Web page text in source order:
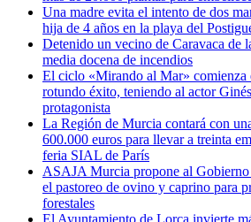
Una madre evita el intento de dos
hija de 4 años en la playa del
Detenido un vecino de Caravaca de
media docena de incendios
El ciclo «Mirando al Mar» comienza
rotundo éxito, teniendo al actor
protagonista
La Región de Murcia contará con
600.000 euros para llevar a treinta
feria SIAL de París
ASAJA Murcia propone al
el pastoreo de ovino y caprino para
forestales
El Ayuntamiento de Lorca invierte